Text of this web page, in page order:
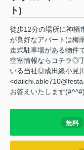
ト)
徒歩12分の場所に神栖
が良好なアパートは梅
走式駐車場がある物件
空室情報ならコチラ◎
いる当社◎成田線小見
お答えいたします(#^^#)
無料